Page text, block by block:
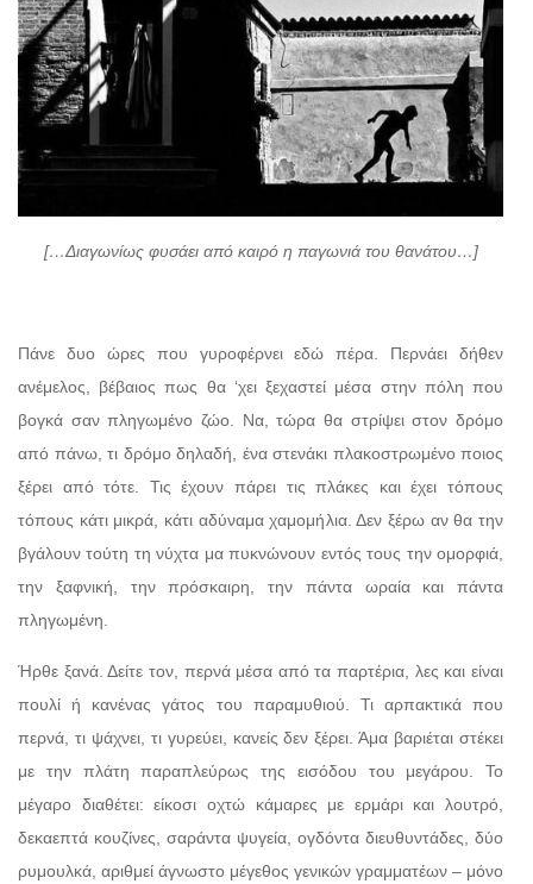
[…Διαγωνίως φυσάει από καιρό η παγωνιά του θανάτου…]
Πάνε δυο ώρες που γυροφέρνει εδώ πέρα. Περνάει δήθεν
ανέμελος, βέβαιος πως θα ‘χει ξεχαστεί μέσα στην πόλη που
βογκά σαν πληγωμένο ζώο. Να, τώρα θα στρίψει στον δρόμο
από πάνω, τι δρόμο δηλαδή, ένα στενάκι πλακοστρωμένο ποιος
ξέρει από τότε. Τις έχουν πάρει τις πλάκες και έχει τόπους
τόπους κάτι μικρά, κάτι αδύναμα χαμομήλια. Δεν ξέρω αν θα την
βγάλουν τούτη τη νύχτα μα πυκνώνουν εντός τους την ομορφιά,
την ξαφνική, την πρόσκαιρη, την πάντα ωραία και πάντα
πληγωμένη.
Ήρθε ξανά. Δείτε τον, περνά μέσα από τα παρτέρια, λες και είναι
πουλί ή κανένας γάτος του παραμυθιού. Τι αρπακτικά που
περνά, τι ψάχνει, τι γυρεύει, κανείς δεν ξέρει. Άμα βαριέται στέκει
με την πλάτη παραπλεύρως της εισόδου του μεγάρου. Το
μέγαρο διαθέτει: είκοσι οχτώ κάμαρες με ερμάρι και λουτρό,
δεκαεπτά κουζίνες, σαράντα ψυγεία, ογδόντα διευθυντάδες, δύο
ρυμουλκά, αριθμεί άγνωστο μέγεθος γενικών γραμματέων – μόνο